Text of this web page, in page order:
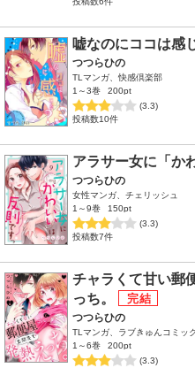
嘘なのにココは感
つつらひの
TLマンガ、快感倶楽部
1～3巻
200pt
(3.3)
投稿数10件
アラサー女に「か
つつらひの
女性マンガ、チェリッシュ
1～9巻
150pt
(3.3)
投稿数7件
チャラくて甘い郵
っち。
つつらひの
TLマンガ、ラブきゅんコミック
1～6巻
200pt
(3.3)